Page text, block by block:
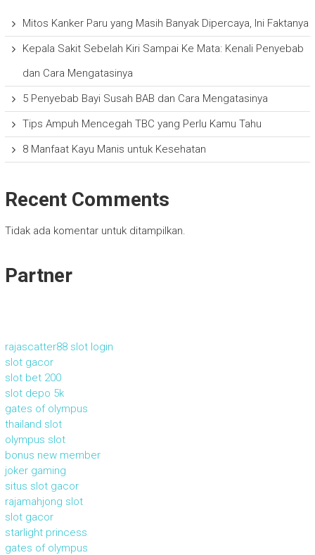
Mitos Kanker Paru yang Masih Banyak Dipercaya, Ini Faktanya
Kepala Sakit Sebelah Kiri Sampai Ke Mata: Kenali Penyebab
dan Cara Mengatasinya
5 Penyebab Bayi Susah BAB dan Cara Mengatasinya
Tips Ampuh Mencegah TBC yang Perlu Kamu Tahu
8 Manfaat Kayu Manis untuk Kesehatan
Recent Comments
Tidak ada komentar untuk ditampilkan.
Partner
rajascatter88 slot login
slot gacor
slot bet 200
slot depo 5k
gates of olympus
thailand slot
olympus slot
bonus new member
joker gaming
situs slot gacor
rajamahjong slot
slot gacor
starlight princess
gates of olympus